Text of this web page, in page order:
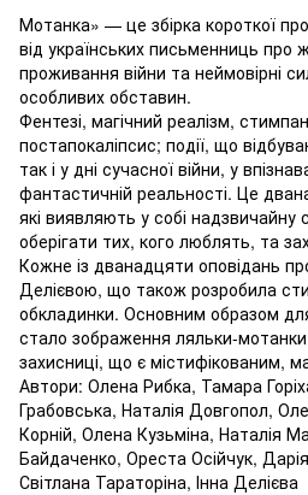
Мотанка» — це збірка короткої
від українських письменниць про
проживання війни та неймовірні
особливих обставин.
Фентезі, магічний реалізм,
постапокаліпсис; події, що
так і у дні сучасної війни, у
фантастичній реальності. Це
які виявляють у собі надзвичайну
оберігати тих, кого люблять, та
Кожне із дванадцяти оповідань
Делієвою, що також розробила
обкладинки. Основним образом
стало зображення ляльки-
захисниці, що є містифікованим,
Автори: Олена Рибка, Тамара
Грабовська, Наталія Довгопол,
Корній, Олена Кузьміна, Наталія
Байдаченко, Ореста Осійчук,
Світлана Тараторіна, Інна Делієва